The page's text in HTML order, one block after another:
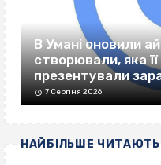
В Умані оновили
створювали, яка
презентували
7 Серпня 2026
НАЙБІЛЬШЕ ЧИТАЮТЬ